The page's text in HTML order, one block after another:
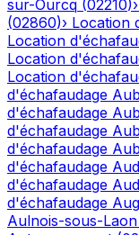
sur-Ourcq (02210)›
(02860)› Location
Location
Location
Location
d'échafaudage
d'échafaudage
d'échafaudage
d'échafaudage
d'échafaudage
d'échafaudage
d'échafaudage
Aulnois-sous-Laon